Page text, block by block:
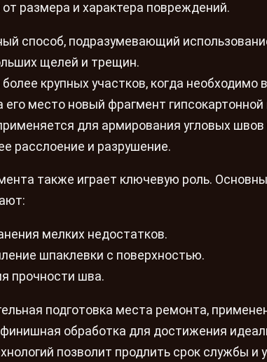
размера и характера повреждений.
способ, подразумевающий
щелей и трещин.
крупных участков, когда необходимо
место новый фрагмент
для армирования угловых
расслоение и разрушение.
также играет ключевую роль.
мелких недостатков.
шпаклевки с поверхностью.
прочности шва.
подготовка места ремонта,
обработка для достижения
позволит продлить срок службы и